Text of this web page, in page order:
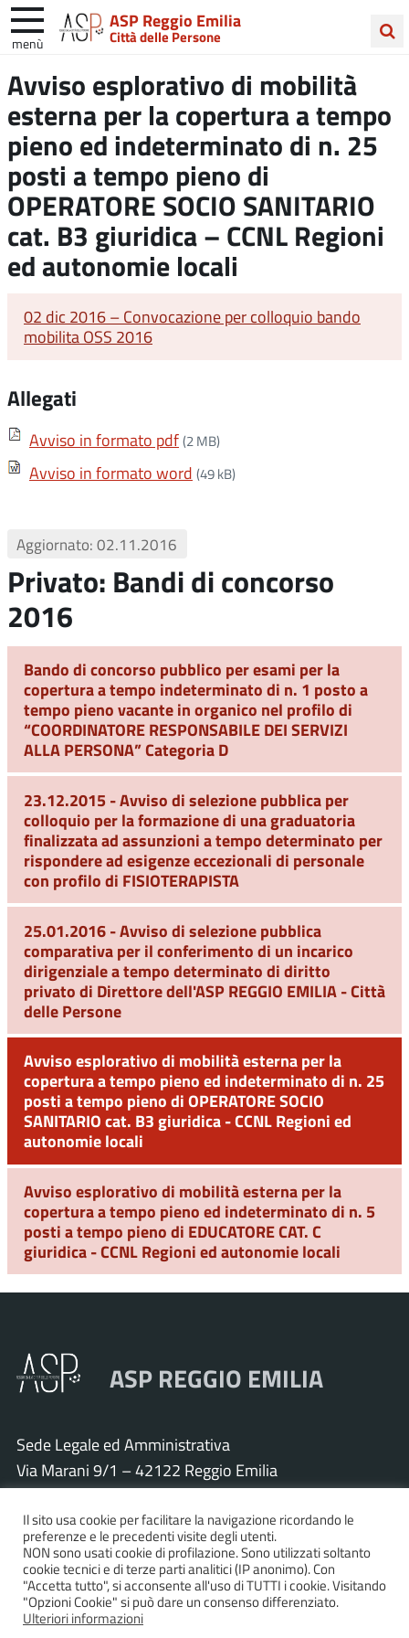
ASP Reggio Emilia
Città delle Persone
menù
nel
sito
Avviso esplorativo di mobilità
esterna per la copertura a tempo
pieno ed indeterminato di n. 25
posti a tempo pieno di
OPERATORE SOCIO SANITARIO
cat. B3 giuridica – CCNL Regioni
ed autonomie locali
02 dic 2016 – Convocazione per colloquio bando
mobilita OSS 2016
Allegati
Avviso in formato pdf(2 MB)
Avviso in formato word (49 kB)
Aggiornato: 02.11.2016
Privato: Bandi di concorso
2016
Bando di concorso pubblico per esami per la
copertura a tempo indeterminato di n. 1 posto a
tempo pieno vacante in organico nel profilo di
“COORDINATORE RESPONSABILE DEI SERVIZI
ALLA PERSONA” Categoria D
23.12.2015 - Avviso di selezione pubblica per
colloquio per la formazione di una graduatoria
finalizzata ad assunzioni a tempo determinato per
rispondere ad esigenze eccezionali di personale
con profilo di FISIOTERAPISTA
25.01.2016 - Avviso di selezione pubblica
comparativa per il conferimento di un incarico
dirigenziale a tempo determinato di diritto
privato di Direttore dell'ASP REGGIO EMILIA - Città
delle Persone
Avviso esplorativo di mobilità esterna per la
copertura a tempo pieno ed indeterminato di n. 25
posti a tempo pieno di OPERATORE SOCIO
SANITARIO cat. B3 giuridica - CCNL Regioni ed
autonomie locali
Avviso esplorativo di mobilità esterna per la
copertura a tempo pieno ed indeterminato di n. 5
posti a tempo pieno di EDUCATORE CAT. C
giuridica - CCNL Regioni ed autonomie locali
ASP REGGIO EMILIA
Sede Legale ed Amministrativa
Via Marani 9/1 – 42122 Reggio Emilia
Cod. Fisc. e P.IVA 01925120352
PEC:asp.re@pcert.postecert.it
E-mail:info@asp.re.it
Il sito usa cookie per facilitare la navigazione ricordando le
preferenze e le precedenti visite degli utenti.
NON sono usati cookie di profilazione. Sono utilizzati soltanto
cookie tecnici e di terze parti analitici (IP anonimo). Con
"Accetta tutto", si acconsente all'uso di TUTTI i cookie. Visitando
"Opzioni Cookie" si può dare un consenso differenziato.
Ulteriori informazioni